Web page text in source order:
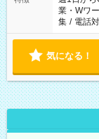
業・Wワ
集 / 電話
気になる！